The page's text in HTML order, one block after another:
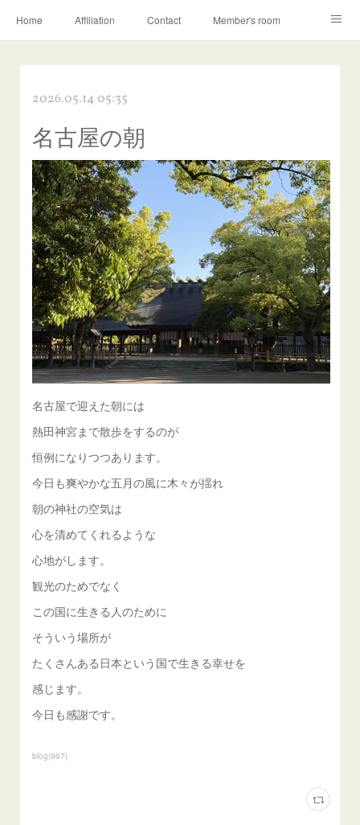
Home Affiliation Contact Member's room
2026.05.14 05:35
名古屋の朝
名古屋で迎えた朝には
熱田神宮まで散歩をするのが
恒例になりつつあります。
今日も爽やかな五月の風に木々が揺れ
朝の神社の空気は
心を清めてくれるような
心地がします。
観光のためでなく
この国に生きる人のために
そういう場所が
たくさんある日本という国で生きる幸せを
感じます。
今日も感謝です。
blog(997)